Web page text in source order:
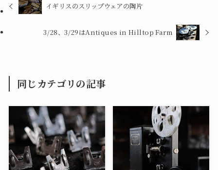
イギリスのスリップウェアの陶片
3/28、3/29はAntiques in Hilltop Farm
同じカテゴリの記事